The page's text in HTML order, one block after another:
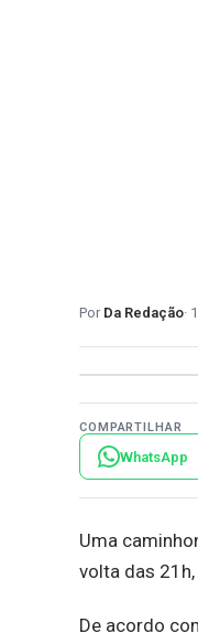
Da Redação
COMPARTILHAR
WhatsApp
Uma
volta das
De acordo